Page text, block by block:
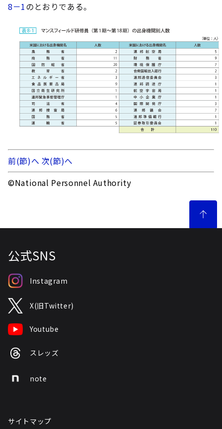
8－1のとおりである。
前(節)へ 次(節)へ
©National Personnel Authority
公式SNS
Instagram
X(旧Twitter)
Youtube
スレッズ
note
サイトマップ